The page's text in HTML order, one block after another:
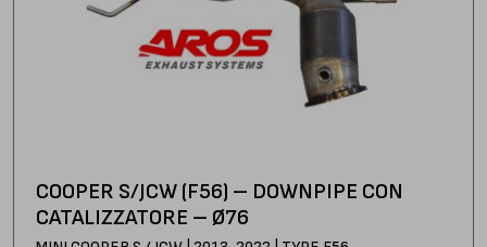
COOPER S/JCW (F56) – DOWNPIPE CON
CATALIZZATORE – Ø76